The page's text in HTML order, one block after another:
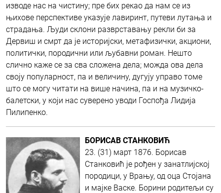
изводе нас на чистину; пре бих рекао да нам се из
њихове перспективе указује лавиринт, путеви лутања и
страдања. Људи склони разврставању рекли би за
Дервиш и смрт да је историјски, метафизички, акциони,
политички, породични или љубавни роман. Нешто
слично каже се за сва сложена дела; можда ова дела
своју популарност, па и величину, дугују управо томе
што се могу читати на више начина, па и на музичко-
балетски, у који нас суверено уводи Госпођа Лидија
Пилипенко.
БОРИСАВ СТАНКОВИЋ
23. (31) март 1876. Борисав
Станковић je рођен у занатлијској
породици, у Врању, од оца Стојана
и мајке Васке. Борини родитељи су